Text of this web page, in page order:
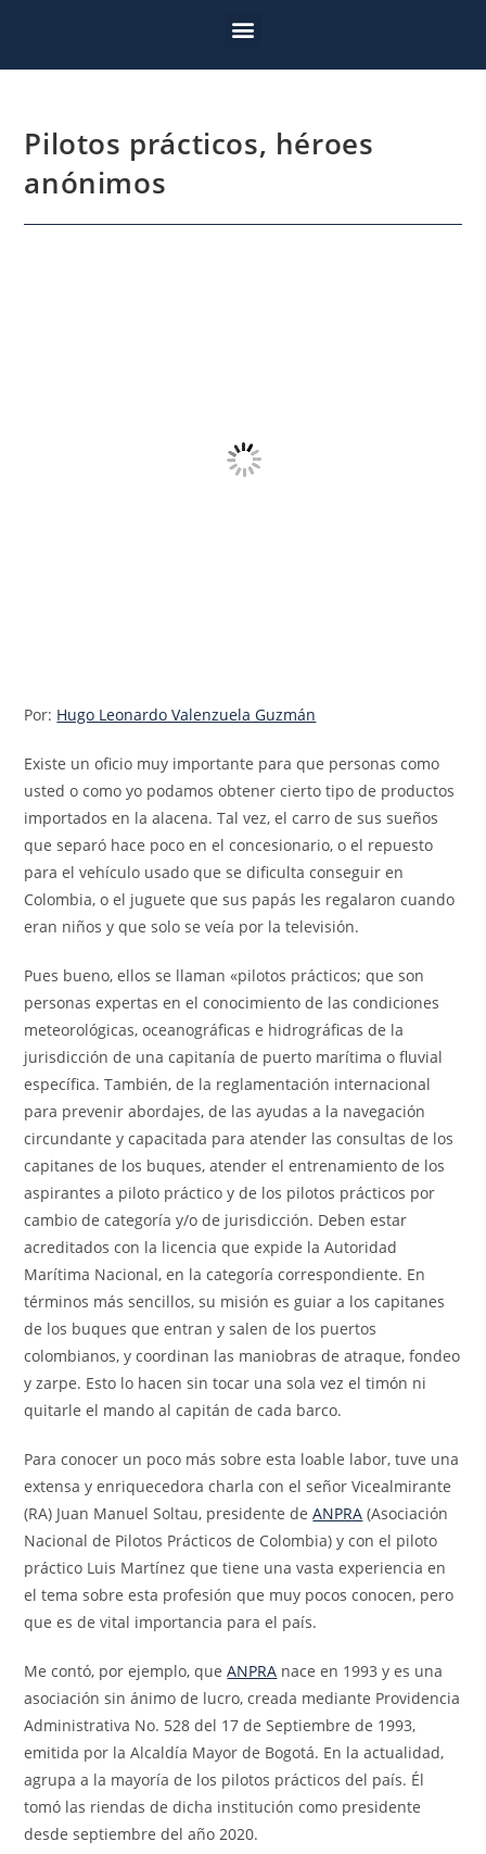
Pilotos prácticos, héroes
anónimos
Por: Hugo Leonardo Valenzuela Guzmán
Existe un oficio muy importante para que personas como
usted o como yo podamos obtener cierto tipo de productos
importados en la alacena. Tal vez, el carro de sus sueños
que separó hace poco en el concesionario, o el repuesto
para el vehículo usado que se dificulta conseguir en
Colombia, o el juguete que sus papás les regalaron cuando
eran niños y que solo se veía por la televisión.
Pues bueno, ellos se llaman «pilotos prácticos; que son
personas expertas en el conocimiento de las condiciones
meteorológicas, oceanográficas e hidrográficas de la
jurisdicción de una capitanía de puerto marítima o fluvial
específica. También, de la reglamentación internacional
para prevenir abordajes, de las ayudas a la navegación
circundante y capacitada para atender las consultas de los
capitanes de los buques, atender el entrenamiento de los
aspirantes a piloto práctico y de los pilotos prácticos por
cambio de categoría y/o de jurisdicción. Deben estar
acreditados con la licencia que expide la Autoridad
Marítima Nacional, en la categoría correspondiente. En
términos más sencillos, su misión es guiar a los capitanes
de los buques que entran y salen de los puertos
colombianos, y coordinan las maniobras de atraque, fondeo
y zarpe. Esto lo hacen sin tocar una sola vez el timón ni
quitarle el mando al capitán de cada barco.
Para conocer un poco más sobre esta loable labor, tuve una
extensa y enriquecedora charla con el señor Vicealmirante
(RA) Juan Manuel Soltau, presidente deANPRA (Asociación
Nacional de Pilotos Prácticos de Colombia) y con el piloto
práctico Luis Martínez que tiene una vasta experiencia en
el tema sobre esta profesión que muy pocos conocen, pero
que es de vital importancia para el país.
Me contó, por ejemplo, queANPRA nace en 1993 y es una
asociación sin ánimo de lucro, creada mediante Providencia
Administrativa No. 528 del 17 de Septiembre de 1993,
emitida por la Alcaldía Mayor de Bogotá. En la actualidad,
agrupa a la mayoría de los pilotos prácticos del país. Él
tomó las riendas de dicha institución como presidente
desde septiembre del año 2020.